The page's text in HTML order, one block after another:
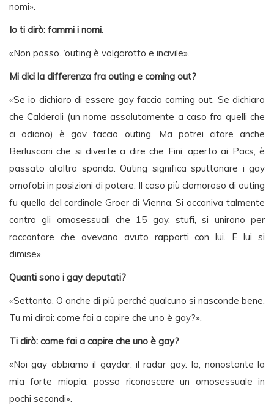
nomi».
Io ti dirò: fammi i nomi.
«Non posso. ‘outing è volgarotto e incivile».
Mi dici la differenza fra outing e coming out?
«Se io dichiaro di essere gay faccio coming out. Se dichiaro
che Calderoli (un nome assolutamente a caso fra quelli che
ci odiano) è gav faccio outing. Ma potrei citare anche
Berlusconi che si diverte a dire che Fini, aperto ai Pacs, è
passato al’altra sponda. Outing significa sputtanare i gay
omofobi in posizioni di potere. Il caso più clamoroso di outing
fu quello del cardinale Groer di Vienna. Si accaniva talmente
contro gli omosessuali che 15 gay, stufi, si unirono per
raccontare che avevano avuto rapporti con lui. E lui si
dimise».
Quanti sono i gay deputati?
«Settanta. O anche di più perché qualcuno si nasconde bene.
Tu mi dirai: come fai a capire che uno è gay?».
Ti dirò: come fai a capire che uno è gay?
«Noi gay abbiamo il gaydar. il radar gay. Io, nonostante la
mia forte miopia, posso riconoscere un omosessuale in
pochi secondi».